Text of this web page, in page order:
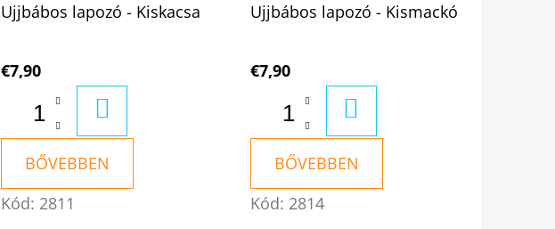
Ujjbábos lapozó - Kiskacsa
€7,90
BŐVEBBEN
Kód: 2811
Ujjbábos lapozó - Kismackó
€7,90
BŐVEBBEN
Kód: 2814